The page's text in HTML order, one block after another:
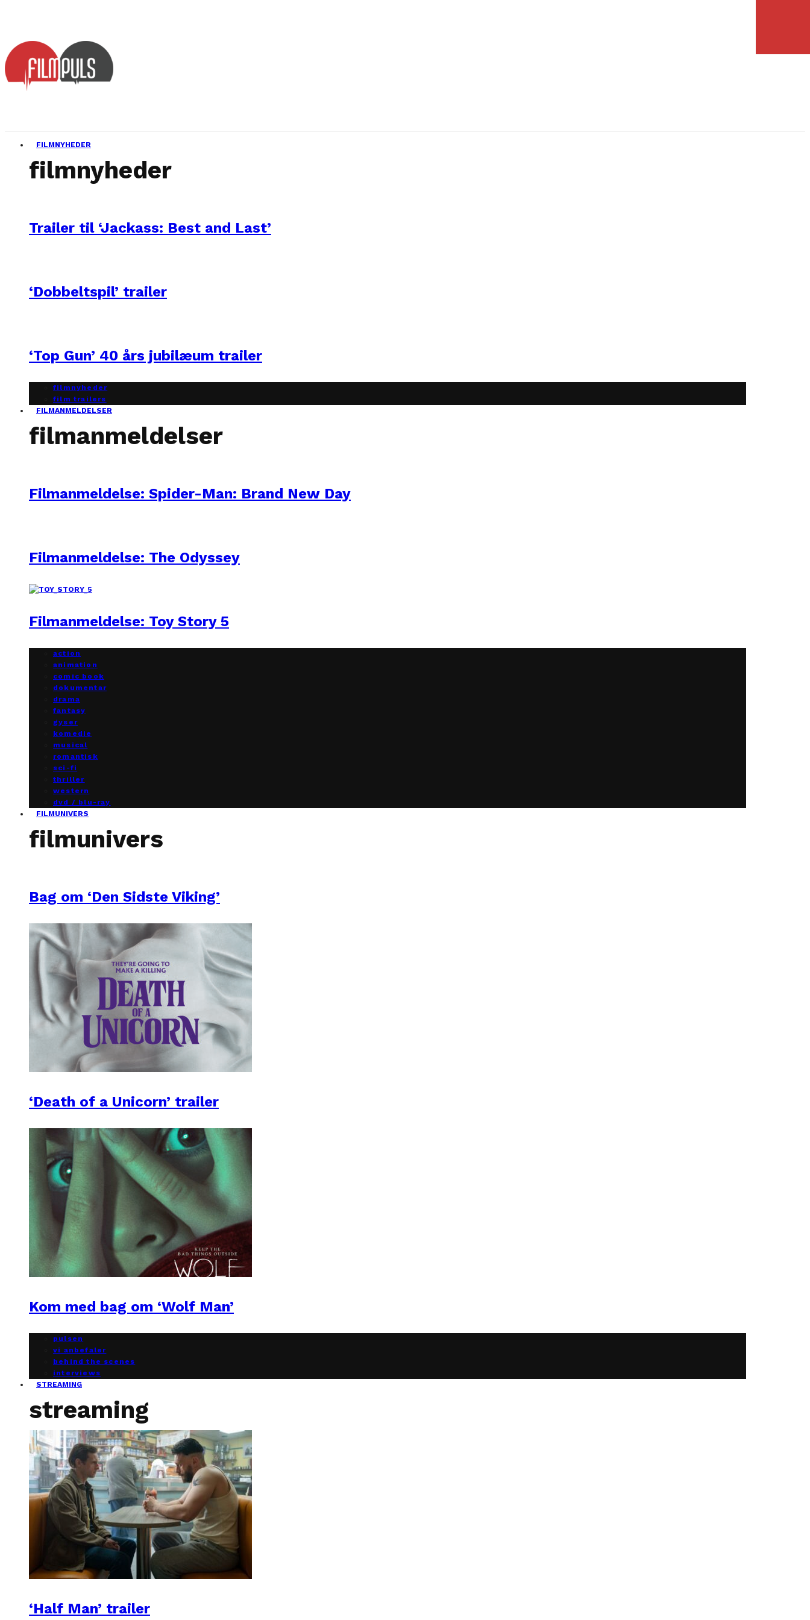
FILMNYHEDER
filmnyheder
Trailer til ‘Jackass: Best and Last’
‘Dobbeltspil’ trailer
‘Top Gun’ 40 års jubilæum trailer
filmnyheder
film trailers
FILMANMELDELSER
filmanmeldelser
Filmanmeldelse: Spider-Man: Brand New Day
Filmanmeldelse: The Odyssey
Filmanmeldelse: Toy Story 5
action
animation
comic book
dokumentar
drama
fantasy
gyser
komedie
musical
romantisk
sci-fi
thriller
western
dvd / blu-ray
FILMUNIVERS
filmunivers
Bag om ‘Den Sidste Viking’
‘Death of a Unicorn’ trailer
Kom med bag om ‘Wolf Man’
pulsen
vi anbefaler
behind the scenes
interviews
STREAMING
streaming
‘Half Man’ trailer